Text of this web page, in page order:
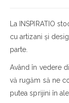
La INSPIRATIO
cu artizani și
parte.
Având în vedere
vă rugăm să ne
putea sprijini în